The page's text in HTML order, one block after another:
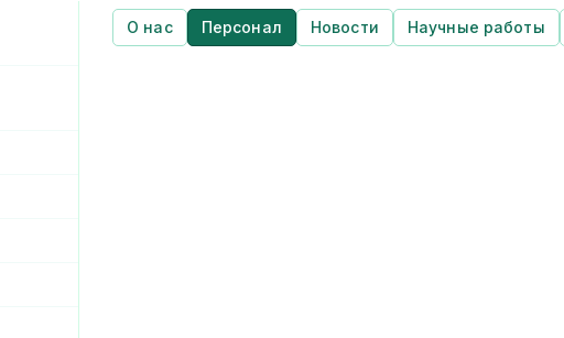
О нас Персонал Новости Научные работы